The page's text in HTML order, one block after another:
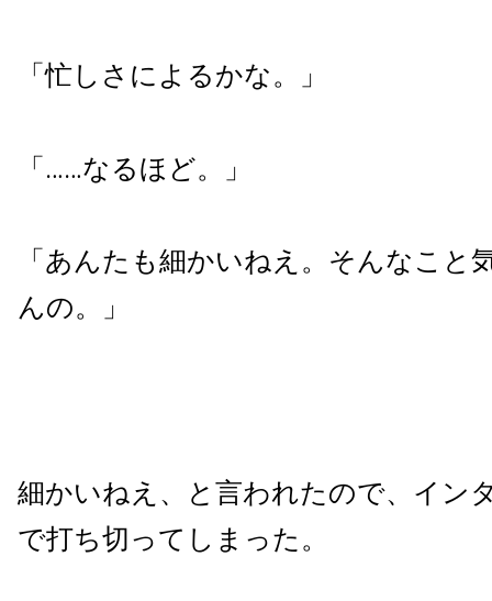
「忙しさによるかな。」
「……なるほど。」
「あんたも細かいねえ。そんなこと
んの。」
細かいねえ、と言われたので、イン
で打ち切ってしまった。